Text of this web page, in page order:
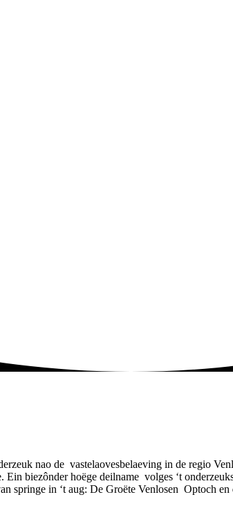
nao de vastelaovesbelaeving in de regio
biezônder hoëge deilname volges ‘t
in ‘t aug: De Groëte Venlosen Optoch